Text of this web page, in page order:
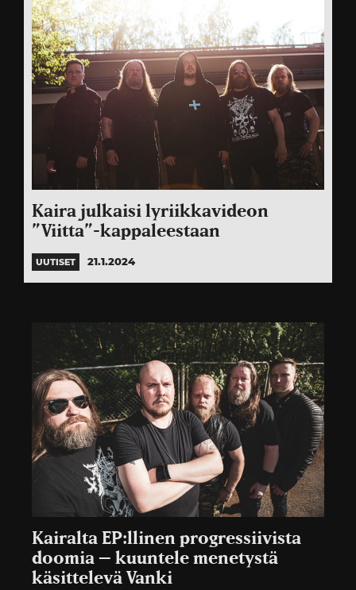
Kaira julkaisi lyriikkavideon
”Viitta”-kappaleestaan
UUTISET 21.1.2024
Kairalta EP:llinen progressiivista
doomia – kuuntele menetystä
käsittelevä Vanki